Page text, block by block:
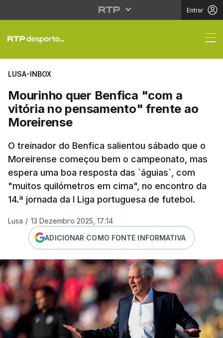
Entrar
Mourinho quer
LUSA-INBOX
Mourinho quer Benfica "com a
vitória no pensamento" frente ao
Moreirense
O treinador do Benfica salientou sábado que o
Moreirense começou bem o campeonato, mas
espera uma boa resposta das `águias`, com
"muitos quilómetros em cima", no encontro da
14.ª jornada da I Liga portuguesa de futebol.
Lusa / 13 Dezembro 2025, 17:14
ADICIONAR COMO FONTE INFORMATIVA